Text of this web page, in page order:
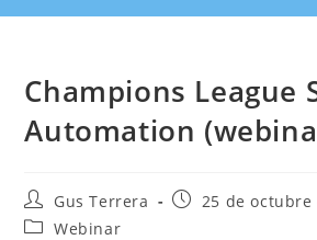
Champions League
Automation
Gus Terrera
25 de octubre
Webinar